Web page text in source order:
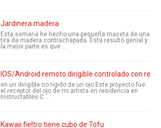
Jardinera madera
Esta semana he hecho una pequeña maceta de una
tira de madera contrachapada. Ésta resultó genial y
la mejor parte es que ...
IOS/Android remoto dirigible controlado con
en un dirigible no rígido de un ojo.Este proyecto fue
el receptor del ojo de mi artista en residencia en
Instructables.C ...
Kawaii fieltro tiene cubo de Tofu